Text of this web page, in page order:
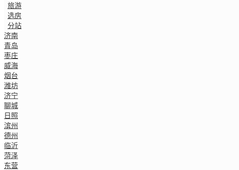
旅游
选房
分站
济南
青岛
枣庄
威海
烟台
潍坊
济宁
聊城
日照
滨州
德州
临沂
菏泽
东营